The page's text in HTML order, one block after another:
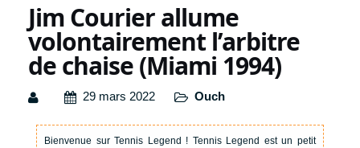
Jim Courier allume
volontairement l’arbitre
de chaise (Miami 1994)
29 mars 2022 Ouch
Bienvenue sur Tennis Legend ! Tennis Legend est un petit